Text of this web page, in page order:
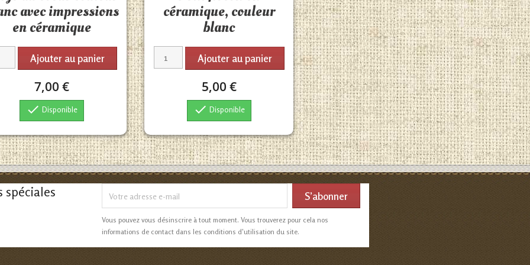
avec impressions
en céramique
Ajouter au panier
7,00 €
 Disponible
céramique, couleur
blanc
Ajouter au panier
5,00 €
 Disponible
spéciales
Vous pouvez vous désinscrire à tout moment. Vous trouverez pour cela nos
informations de contact dans les conditions d'utilisation du site.